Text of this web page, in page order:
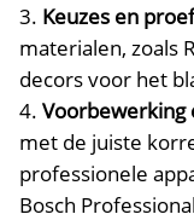
Keuzes en
materialen, zoals
decors voor het
Voorbewerking
met de juiste
professionele
Bosch